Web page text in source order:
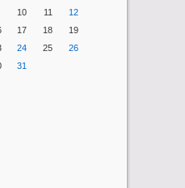
10 11
12
17 18
19
24 25
26
31